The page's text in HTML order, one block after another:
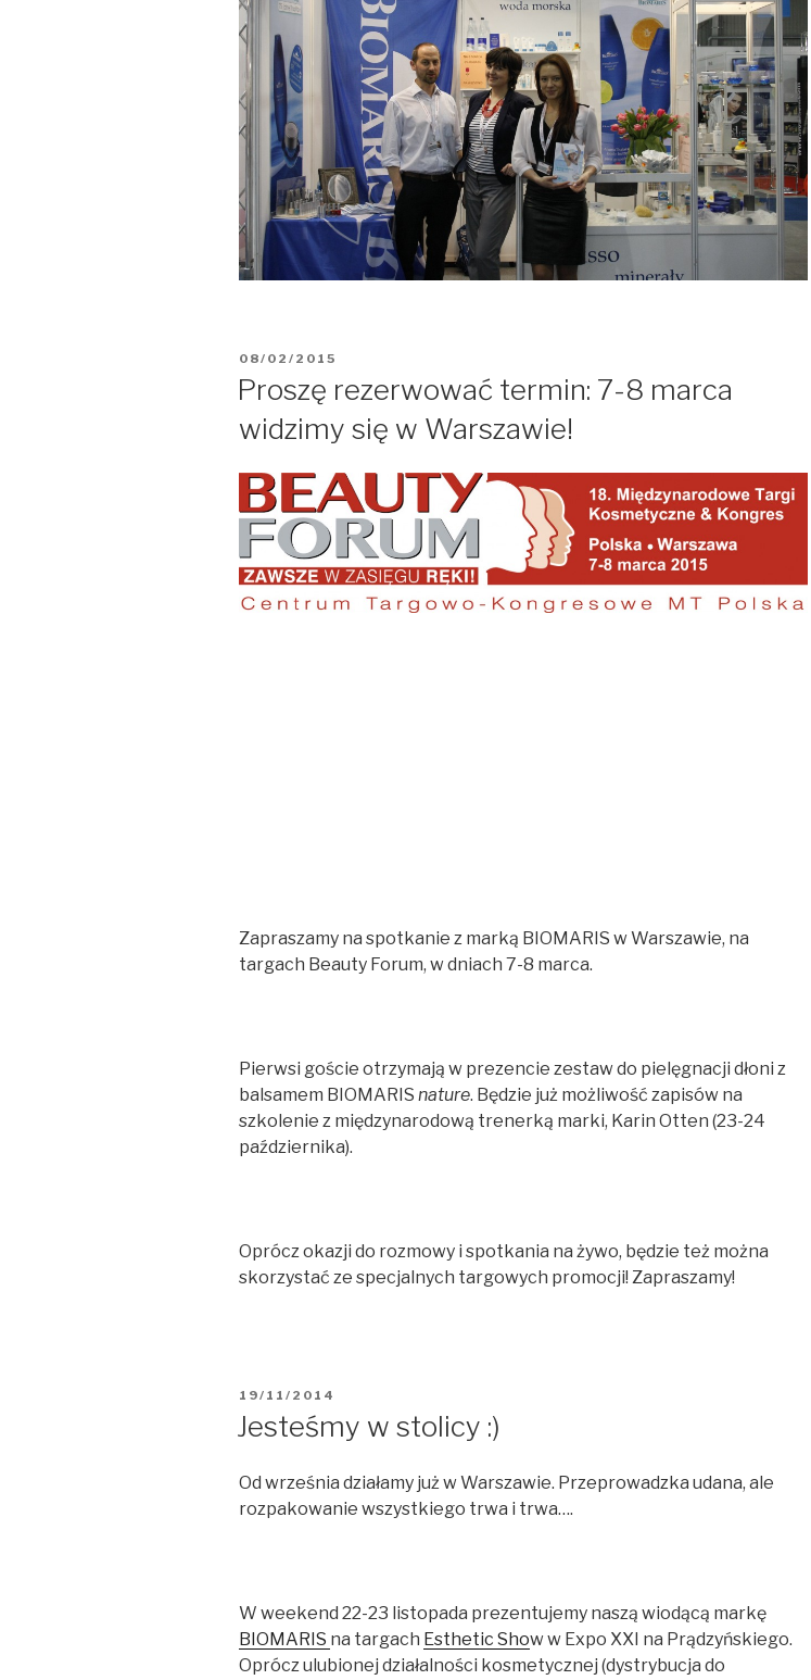
OPUBLIKOWANE
08/02/2015
Proszę rezerwować termin: 7-8 marca
widzimy się w Warszawie!
Zapraszamy na spotkanie z marką BIOMARIS w Warszawie, na
targach Beauty Forum, w dniach 7-8 marca.
Pierwsi goście otrzymają w prezencie zestaw do pielęgnacji dłoni z
balsamem BIOMARIS nature. Będzie już możliwość zapisów na
szkolenie z międzynarodową trenerką marki, Karin Otten (23-24
października).
Oprócz okazji do rozmowy i spotkania na żywo, będzie też można
skorzystać ze specjalnych targowych promocji! Zapraszamy!
OPUBLIKOWANE
19/11/2014
Jesteśmy w stolicy :)
Od września działamy już w Warszawie. Przeprowadzka udana, ale
rozpakowanie wszystkiego trwa i trwa….
W weekend 22-23 listopada prezentujemy naszą wiodącą markę
BIOMARIS na targach Esthetic Show w Expo XXI na Prądzyńskiego.
Oprócz ulubionej działalności kosmetycznej (dystrybucja do